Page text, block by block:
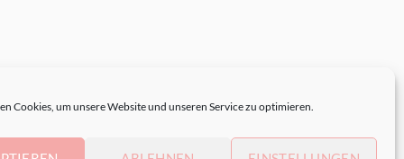
Cookies, um unsere Website und unseren Service zu optimieren.